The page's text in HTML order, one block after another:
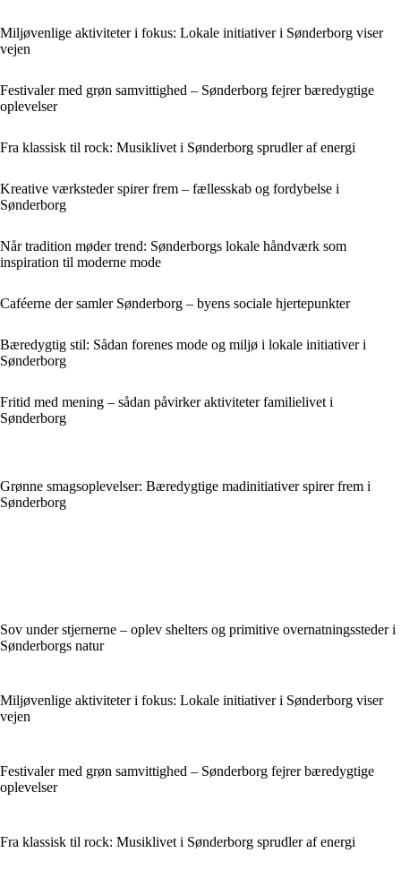
Miljøvenlige aktiviteter i fokus: Lokale initiativer i Sønderborg viser
vejen
Festivaler med grøn samvittighed – Sønderborg fejrer bæredygtige
oplevelser
Fra klassisk til rock: Musiklivet i Sønderborg sprudler af energi
Kreative værksteder spirer frem – fællesskab og fordybelse i
Sønderborg
Når tradition møder trend: Sønderborgs lokale håndværk som
inspiration til moderne mode
Caféerne der samler Sønderborg – byens sociale hjertepunkter
Bæredygtig stil: Sådan forenes mode og miljø i lokale initiativer i
Sønderborg
Fritid med mening – sådan påvirker aktiviteter familielivet i
Sønderborg
Grønne smagsoplevelser: Bæredygtige madinitiativer spirer frem i
Sønderborg
Sov under stjernerne – oplev shelters og primitive overnatningssteder i
Sønderborgs natur
Miljøvenlige aktiviteter i fokus: Lokale initiativer i Sønderborg viser
vejen
Festivaler med grøn samvittighed – Sønderborg fejrer bæredygtige
oplevelser
Fra klassisk til rock: Musiklivet i Sønderborg sprudler af energi